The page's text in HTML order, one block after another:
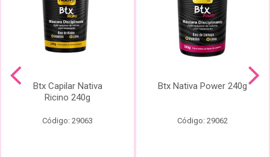
Btx Capilar Nativa
Ricino 240g
Código: 29063
Btx Nativa Power 240g
Código: 29062